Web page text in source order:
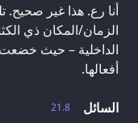
أنا رع. هذا غير صحيح.
الزمان/المكان ذي
الداخلية – حيث
أفعالها.
21.8
السائل